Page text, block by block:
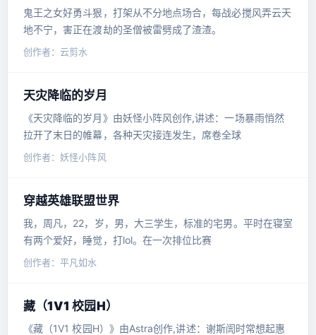
鬼王之女好勇斗狠，打架从不分地点场合，每战必搅风弄云天
地不宁，害正在渡劫的圣僧被雷劈成了渣渣。
创作者：云剪水
天灾降临的岁月
《天灾降临的岁月》由妖怪小阵风创作,讲述：一场暴雨悄然
拉开了末日的帷幕，各种天灾接连发生，席卷全球
创作者：妖怪小阵风
穿越英雄联盟世界
我，周凡，22，岁，男，大三学生，标准的宅男。平时在寝室
有两个爱好，睡觉，打lol。在一次排位比赛
创作者：平凡如水
藏（1V1 校园H）
《藏（1V1 校园H）》由Astra创作,讲述：谢斯訚时常想起惠